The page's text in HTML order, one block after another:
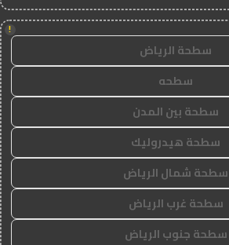
!
سطحة الرياض
سطحه
سطحة بين المدن
سطحة هيدروليك
سطحة شمال الرياض
سطحة غرب الرياض
سطحة جنوب الرياض